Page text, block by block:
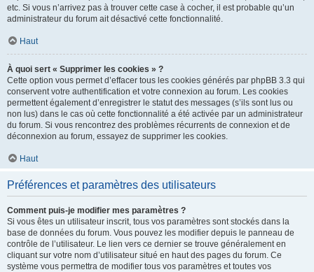
etc. Si vous n’arrivez pas à trouver cette case à cocher, il est probable qu’un
administrateur du forum ait désactivé cette fonctionnalité.
Haut
À quoi sert « Supprimer les cookies » ?
Cette option vous permet d’effacer tous les cookies générés par phpBB 3.3 qui
conservent votre authentification et votre connexion au forum. Les cookies
permettent également d’enregistrer le statut des messages (s’ils sont lus ou
non lus) dans le cas où cette fonctionnalité a été activée par un administrateur
du forum. Si vous rencontrez des problèmes récurrents de connexion et de
déconnexion au forum, essayez de supprimer les cookies.
Haut
Préférences et paramètres des utilisateurs
Comment puis-je modifier mes paramètres ?
Si vous êtes un utilisateur inscrit, tous vos paramètres sont stockés dans la
base de données du forum. Vous pouvez les modifier depuis le panneau de
contrôle de l’utilisateur. Le lien vers ce dernier se trouve généralement en
cliquant sur votre nom d’utilisateur situé en haut des pages du forum. Ce
système vous permettra de modifier tous vos paramètres et toutes vos